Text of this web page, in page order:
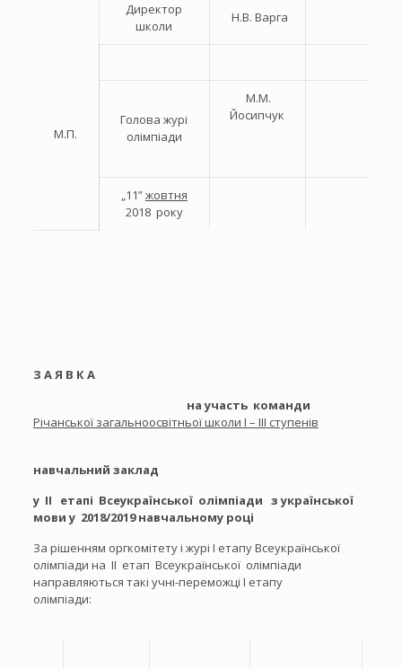
М.П.
Директор
школи
Н.В. Варга
Голова журі
олімпіади
М.М.
Йосипчук
„11”жовтня
2018 року
З А Я В К А
на участь команди
Річанської загальноосвітньої школи І – ІІІ ступенів
навчальний заклад
у ІІ етапі Всеукраїнської олімпіади з української
мови у 2018/2019 навчальному році
За рішенням оргкомітету і журі І етапу Всеукраїнської
олімпіади на ІІ етап Всеукраїнської олімпіади
направляються такі учні-переможці І етапу
олімпіади: